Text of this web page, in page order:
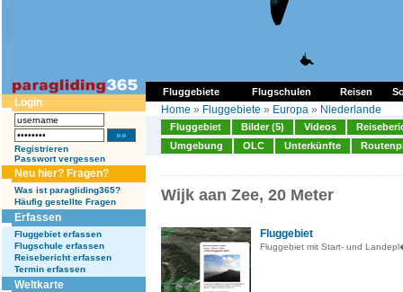
Fluggebiete Flugschulen Reisen
Login
Registrieren
Passwort vergessen
Neu hier? Fragen?
Was ist paragliding365?
Häufig gestellte Fragen
Erfassen
Fluggebiet erfassen
Flugschule erfassen
Reisebericht erfassen
Termin erfassen
Weltkarte
Home » Fluggebiete » Europa » Niederlande
Fluggebiet Bilder (5) Videos
Umgebung
OLC Unterkünfte
Wijk aan Zee, 20 Meter
Fluggebiet
Fluggebiet mit Start- und